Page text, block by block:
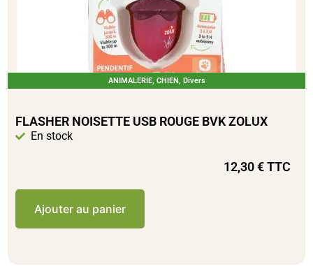
ANIMALERIE, CHIEN, Divers
FLASHER NOISETTE USB ROUGE BVK ZOLUX
En stock
12,30€TTC
Ajouter au panier